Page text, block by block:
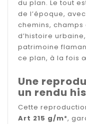
du plan. Le tout
de l’époque,
chemins, champs
d’histoire
patrimoine
ce plan, à la fois
Une
un rendu
Cette
Art 215 g/m²,